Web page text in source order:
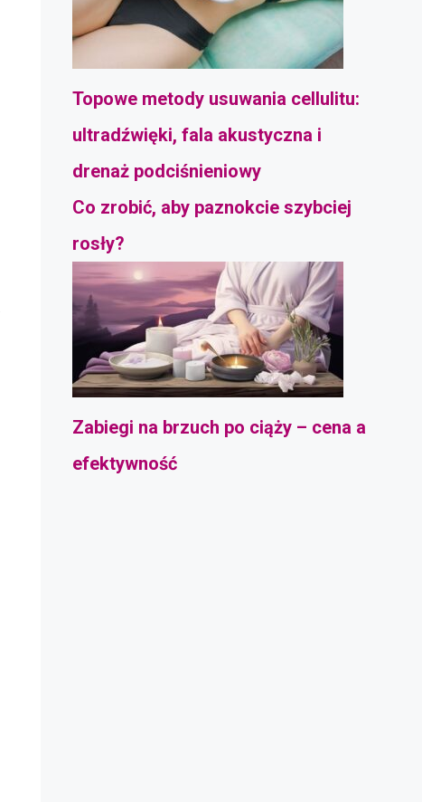
Topowe metody usuwania cellulitu:
ultradźwięki, fala akustyczna i
drenaż podciśnieniowy
Co zrobić, aby paznokcie szybciej
rosły?
Zabiegi na brzuch po ciąży – cena a
efektywność